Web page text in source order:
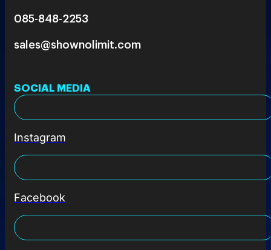
085-848-2253
sales@shownolimit.com
SOCIAL MEDIA
Instagram
Facebook